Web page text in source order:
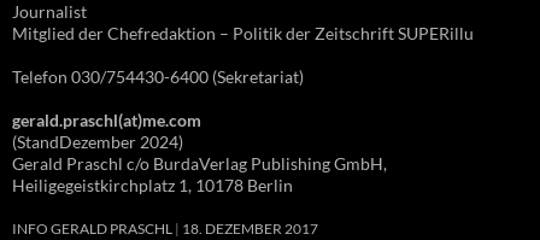
Journalist
Mitglied der Chefredaktion – Politik der Zeitschrift SUPERillu
Telefon 030/754430-6400 (Sekretariat)
gerald.praschl(at)me.com
(StandDezember 2024)
Gerald Praschl c/o BurdaVerlag Publishing GmbH,
Heiligegeistkirchplatz 1, 10178 Berlin
INFO GERALD PRASCHL 18. DEZEMBER 2017